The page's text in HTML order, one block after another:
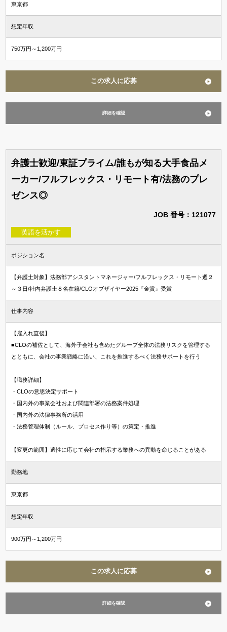
東京都
想定年収
750万円～1,200万円
この求人に応募
詳細を確認
弁護士歓迎/東証プライム/誰もが知る大手食品メ
ーカー/フルフレックス・リモート有/法務のプレ
ゼンス◎
JOB 番号：121077
英語を活かす
ポジション名
【弁護士対象】法務部アシスタントマネージャー/フルフレックス・リモート週２
～３日/社内弁護士８名在籍/CLOオブザイヤー2025『金賞』受賞
仕事内容
【雇入れ直後】
■CLOの補佐として、海外子会社も含めたグループ全体の法務リスクを管理する
とともに、会社の事業戦略に沿い、これを推進するべく法務サポートを行う
【職務詳細】
・CLOの意思決定サポート
・国内外の事業会社および関連部署の法務案件処理
・国内外の法律事務所の活用
・法務管理体制（ルール、プロセス作り等）の策定・推進
【変更の範囲】適性に応じて会社の指示する業務への異動を命じることがある
勤務地
東京都
想定年収
900万円～1,200万円
この求人に応募
詳細を確認